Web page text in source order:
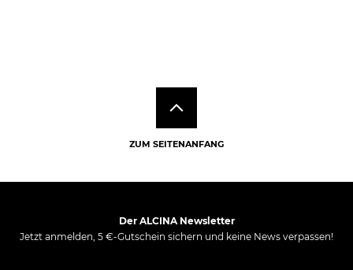
ZUM SEITENANFANG
Der ALCINA Newsletter
Jetzt anmelden, 5 €-Gutschein sichern und keine News verpassen!